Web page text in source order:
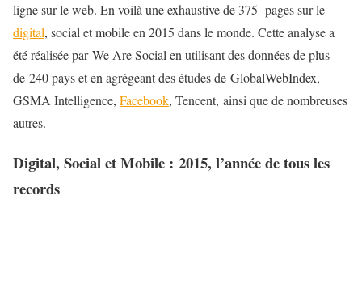
ligne sur le web. En voilà une exhaustive de 375 pages sur le
digital, social et mobile en 2015 dans le monde. Cette analyse a
été réalisée par We Are Social en utilisant des données de plus
de 240 pays et en agrégeant des études de GlobalWebIndex,
GSMA Intelligence, Facebook, Tencent, ainsi que de nombreuses
autres.
Digital, Social et Mobile : 2015, l’année de tous les
records